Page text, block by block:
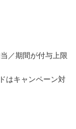
／期間が付与上限
はキャンペーン対